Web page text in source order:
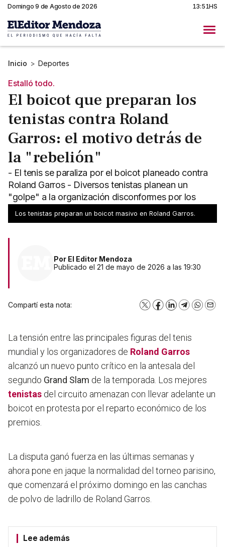
Domingo 9 de Agosto de 2026 13:51HS
Inicio > Deportes
Estalló todo.
El boicot que preparan los
tenistas contra Roland
Garros: el motivo detrás de
la "rebelión"
- El tenis se paraliza por el boicot planeado contra
Roland Garros - Diversos tenistas planean un
"golpe" a la organización disconformes por los
premios
Los tenistas preparan un boicot masivo en Roland Garros.
Por El Editor Mendoza
Publicado el 21 de mayo de 2026 a las 19:30
Compartí esta nota: X Facebook
LinkedInTelegram
La tensión entre las principales figuras del tenis
mundial y los organizadores de Roland Garros
alcanzó un nuevo punto crítico en la antesala del
segundo Grand Slam de la temporada. Los mejores
tenistas del circuito amenazan con llevar adelante un
boicot en protesta por el reparto económico de los
premios.
La disputa ganó fuerza en las últimas semanas y
ahora pone en jaque la normalidad del torneo parisino,
que comenzará el próximo domingo en las canchas
de polvo de ladrillo de Roland Garros.
Lee además